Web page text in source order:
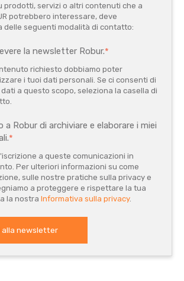
prodotti, servizi o altri contenuti che a
potrebbero interessare, deve
delle seguenti modalità di contatto:
la newsletter Robur.*
richiesto dobbiamo poter
i tuoi dati personali. Se ci consenti di
a questo scopo, seleziona la casella di
a Robur di archiviare e elaborare i miei
*
a queste comunicazioni in
Per ulteriori informazioni su come
sulle nostre pratiche sulla privacy e
a proteggere e rispettare la tua
la nostra Informativa sulla privacy.